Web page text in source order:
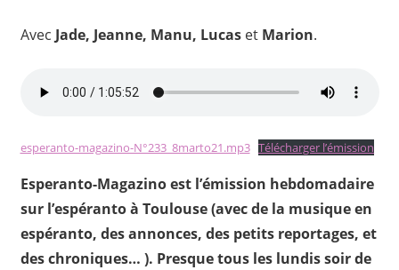
Avec Jade, Jeanne, Manu, Lucas et Marion.
esperanto-magazino-N°233_8marto21.mp3 Télécharger l’émission
Esperanto-Magazino est l’émission hebdomadaire
sur l’espéranto à Toulouse (avec de la musique en
espéranto, des annonces, des petits reportages, et
des chroniques… ). Presque tous les lundis soir de